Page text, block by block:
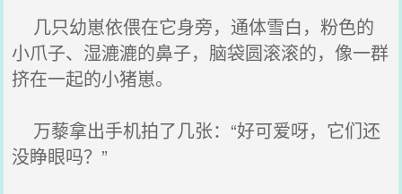
几只幼崽依偎在它身旁，通体雪白，粉色的
小爪子、湿漉漉的鼻子，脑袋圆滚滚的，像一群
挤在一起的小猪崽。
万藜拿出手机拍了几张：“好可爱呀，它们还
没睁眼吗？”